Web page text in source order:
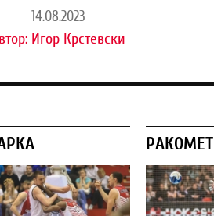
14.08.2023
Игор Крстевски
РАКОМЕТ